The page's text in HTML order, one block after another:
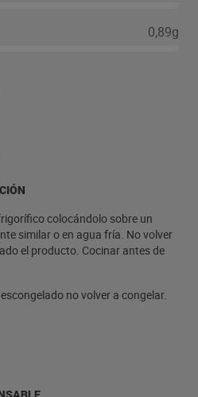
0,89g
colocándolo sobre un
similar o en agua fría. No volver
el producto. Cocinar antes de
no volver a congelar.